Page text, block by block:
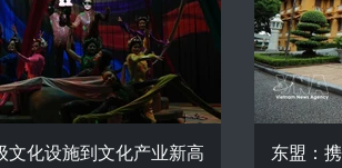
文化设施到文化产业新高
东盟：